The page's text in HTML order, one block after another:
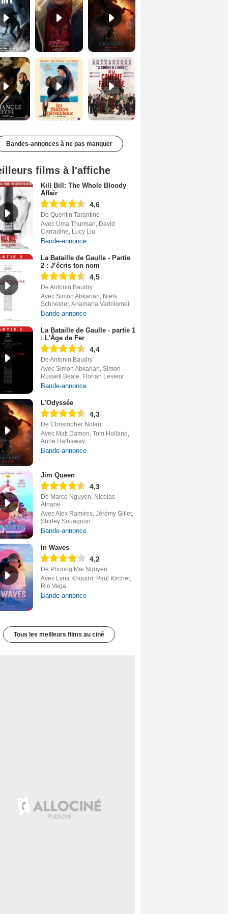
Le Triangle d'or Bande-annonce VF De la Comédie-Française Teaser VF
Bandes-annonces à ne pas manquer
films à l'affiche
Kill Bill: The Whole Bloody
Affair
4,6
De Quentin Tarantino
Avec Uma Thurman, David
Carradine, Lucy Liu
Bande-annonce
La Bataille de Gaulle - Partie
2 : J’écris ton nom
4,5
De Antonin Baudry
Avec Simon Abkarian, Niels
Schneider, Anamaria Vartolomei
Bande-annonce
La Bataille de Gaulle - partie 1
: L'Âge de Fer
4,4
De Antonin Baudry
Avec Simon Abkarian, Simon
Russell Beale, Florian Lesieur
Bande-annonce
L'Odyssée
4,3
De Christopher Nolan
Avec Matt Damon, Tom Holland,
Anne Hathaway
Bande-annonce
Jim Queen
4,3
De Marco Nguyen, Nicolas
Athane
Avec Alex Ramires, Jérémy Gillet,
Shirley Souagnon
Bande-annonce
In Waves
4,2
De Phuong Mai Nguyen
Avec Lyna Khoudri, Paul Kircher,
Rio Vega
Bande-annonce
Tous les meilleurs films au ciné